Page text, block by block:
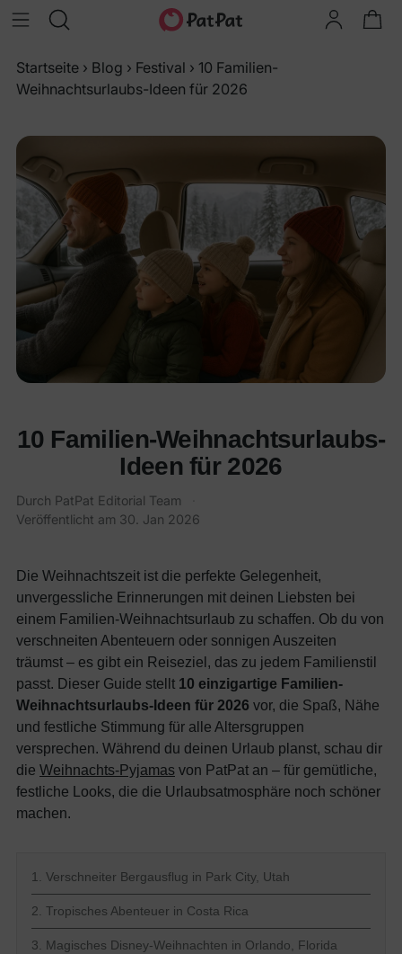
Startseite › Blog › Festival › 10 Familien-
Weihnachtsurlaubs-Ideen für 2026
10 Familien-Weihnachtsurlaubs-
Ideen für 2026
Durch PatPat Editorial Team
Veröffentlicht am 30. Jan 2026
Die Weihnachtszeit ist die perfekte Gelegenheit,
unvergessliche Erinnerungen mit deinen Liebsten bei
einem Familien-Weihnachtsurlaub zu schaffen. Ob du von
verschneiten Abenteuern oder sonnigen Auszeiten
träumst – es gibt ein Reiseziel, das zu jedem Familienstil
passt. Dieser Guide stellt 10 einzigartige Familien-
Weihnachtsurlaubs-Ideen für 2026 vor, die Spaß, Nähe
und festliche Stimmung für alle Altersgruppen
versprechen. Während du deinen Urlaub planst, schau dir
die Weihnachts-Pyjamas von PatPat an – für gemütliche,
festliche Looks, die die Urlaubsatmosphäre noch schöner
machen.
1. Verschneiter Bergausflug in Park City, Utah
2. Tropisches Abenteuer in Costa Rica
3. Magisches Disney-Weihnachten in Orlando, Florida